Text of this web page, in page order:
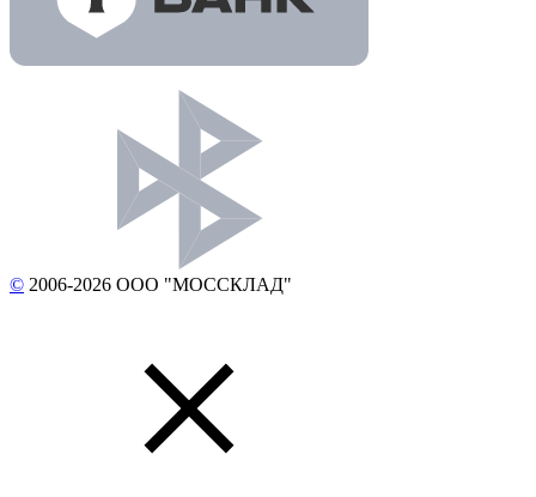
© 2006-2026 ООО "МОССКЛАД"